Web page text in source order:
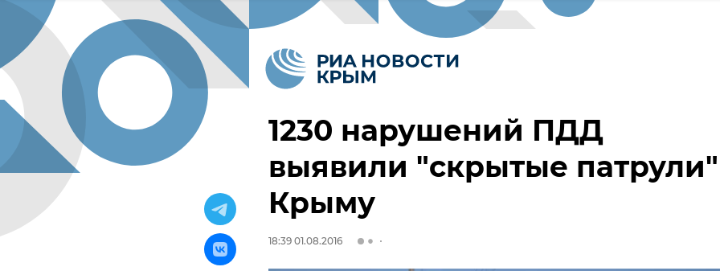
1230 нарушений ПДД
выявили "скрытые
Крыму
18:39 01.08.2016